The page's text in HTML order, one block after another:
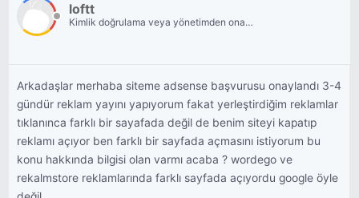
loftt
Kimlik doğrulama veya yönetimden onay
Arkadaşlar merhaba siteme adsense başvurusu onaylandı 3-4
gündür reklam yayını yapıyorum fakat yerleştirdiğim reklamlar
tıklanınca farklı bir sayafada değil de benim siteyi kapatıp
reklamı açıyor ben farklı bir sayfada açmasını istiyorum bu
konu hakkında bilgisi olan varmı acaba ? wordego ve
rekalmstore reklamlarında farklı sayfada açıyordu google öyle